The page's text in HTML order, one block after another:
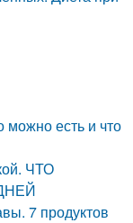
можно есть и что
ЧТО
7 продуктов